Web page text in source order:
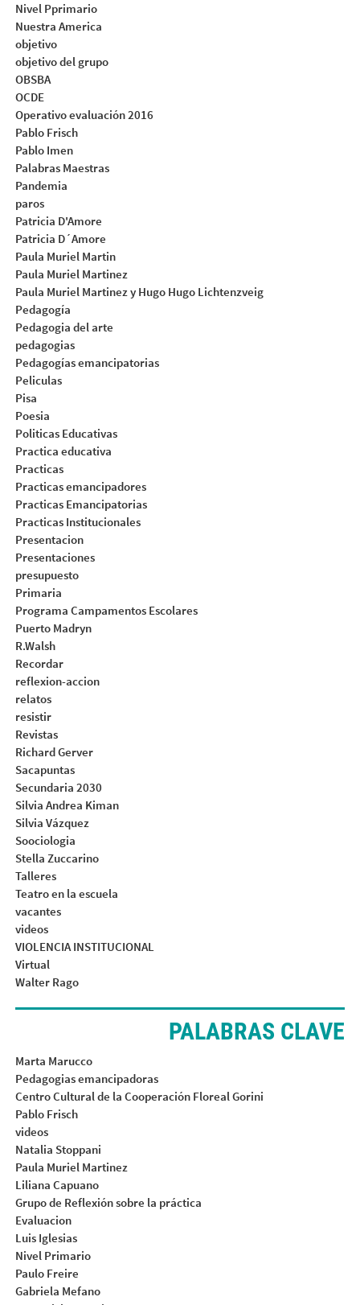
Nivel Pprimario
Nuestra America
objetivo
objetivo del grupo
OBSBA
OCDE
Operativo evaluación 2016
Pablo Frisch
Pablo Imen
Palabras Maestras
Pandemia
paros
Patricia D'Amore
Patricia D´Amore
Paula Muriel Martin
Paula Muriel Martinez
Paula Muriel Martinez y Hugo Hugo Lichtenzveig
Pedagogía
Pedagogia del arte
pedagogias
Pedagogías emancipatorias
Peliculas
Pisa
Poesia
Politicas Educativas
Practica educativa
Practicas
Practicas emancipadores
Practicas Emancipatorias
Practicas Institucionales
Presentacion
Presentaciones
presupuesto
Primaria
Programa Campamentos Escolares
Puerto Madryn
R.Walsh
Recordar
reflexion-accion
relatos
resistir
Revistas
Richard Gerver
Sacapuntas
Secundaria 2030
Silvia Andrea Kiman
Silvia Vázquez
Soociologia
Stella Zuccarino
Talleres
Teatro en la escuela
vacantes
videos
VIOLENCIA INSTITUCIONAL
Virtual
Walter Rago
PALABRAS CLAVE
Marta Marucco
Pedagogias emancipadoras
Centro Cultural de la Cooperación Floreal Gorini
Pablo Frisch
videos
Natalia Stoppani
Paula Muriel Martinez
Liliana Capuano
Grupo de Reflexión sobre la práctica
Evaluacion
Luis Iglesias
Nivel Primario
Paulo Freire
Gabriela Mefano